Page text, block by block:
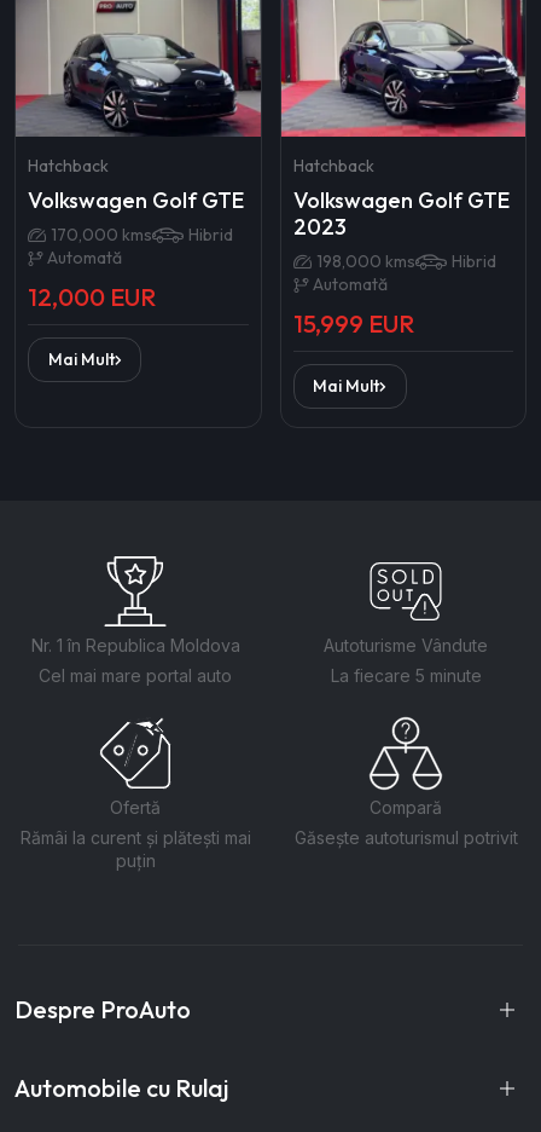
Hatchback
Volkswagen Golf GTE
170,000 kms
Hibrid
Automată
12,000 EUR
Mai Mult
Hatchback
Volkswagen Golf GTE
2023
198,000 kms
Hibrid
Automată
15,999 EUR
Mai Mult
Nr. 1 în Republica Moldova
Cel mai mare portal auto
Autoturisme Vândute
La fiecare 5 minute
Ofertă
Rămâi la curent și plătești mai
puțin
Compară
Găsește autoturismul potrivit
Despre ProAuto
Automobile cu Rulaj